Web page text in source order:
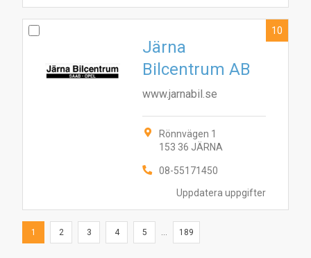
Uppdatera uppgifter
Järna
Bilcentrum AB
www.jarnabil.se
Rönnvägen 1
153 36 JÄRNA
08-55171450
10
1 2 3 4 5 ... 189